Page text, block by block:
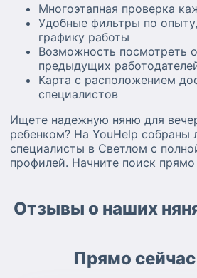
Многоэтапная проверка
Удобные фильтры по
графику работы
Возможность посмотреть
предыдущих
Карта с расположением
специалистов
Ищете надежную няню для
ребенком? На YouHelp собраны
специалисты в Светлом с
профилей. Начните поиск прямо
Отзывы о наших
Прямо